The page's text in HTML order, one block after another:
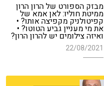
מבזק הספורט של הרון הרון
ממיטת חוליו: לאן אמא של
קפיטולניק מקפיצה אותו? •
את מי מעניין גביע הטוטו? •
ואיזה צילומים יש להרון הרון?
22/08/2021